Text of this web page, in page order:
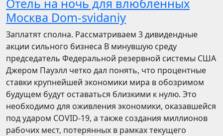
Отель на ночь для влюбленных
Москва Dom-svidaniy
Заплатят сполна. Рассматриваем 3 дивидендные
акции сильного бизнеса В минувшую среду
председатель Федеральной резервной системы США
Джером Пауэлл четко дал понять, что процентные
ставки крупнейшей экономики мира в обозримом
будущем будут оставаться близкими к нулю. Это
необходимо для оживления экономики, оказавшейся
под ударом COVID-19, а также создания миллионов
рабочих мест, потерянных в рамках текущего